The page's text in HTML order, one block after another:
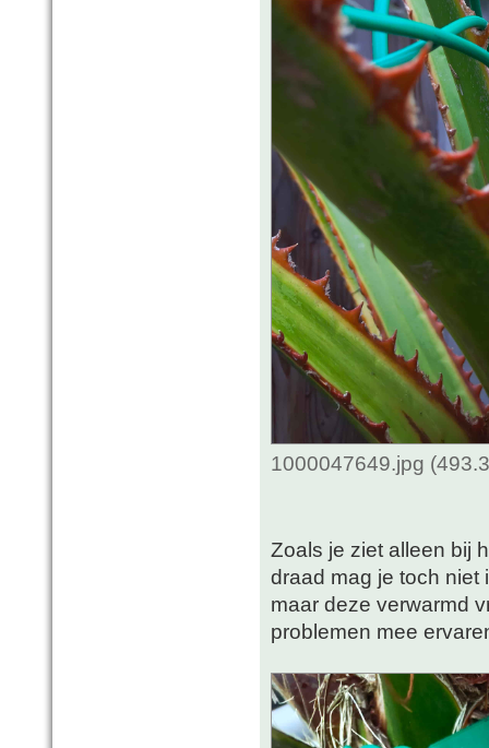
1000047649.jpg
Zoals je ziet alleen bij
draad mag je toch niet
maar deze verwarmd
problemen mee